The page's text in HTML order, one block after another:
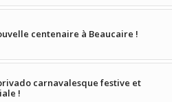
centenaire à Beaucaire !
carnavalesque festive et
!